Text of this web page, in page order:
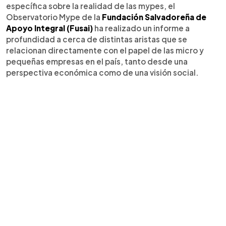
específica sobre la realidad de las mypes, el
Observatorio Mype de la Fundación Salvadoreña de
Apoyo Integral (Fusai) ha realizado un informe a
profundidad a cerca de distintas aristas que se
relacionan directamente con el papel de las micro y
pequeñas empresas en el país, tanto desde una
perspectiva económica como de una visión social.